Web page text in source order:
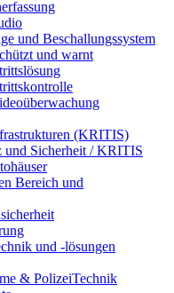
und Beschallungssystem
und warnt
(KRITIS)
und Sicherheit / KRITIS
Bereich und
und -lösungen
& PolizeiTechnik